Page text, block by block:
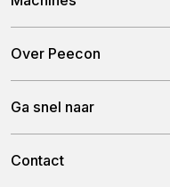
Bemestertanken
Gronddumpers
Over Peecon
Historie
Ga snel naar
Contact